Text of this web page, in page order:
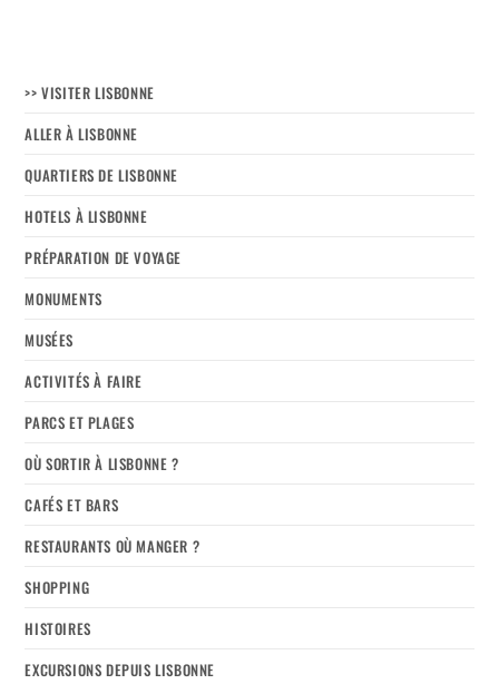
>> VISITER LISBONNE
ALLER À LISBONNE
QUARTIERS DE LISBONNE
HOTELS À LISBONNE
PRÉPARATION DE VOYAGE
MONUMENTS
MUSÉES
ACTIVITÉS À FAIRE
PARCS ET PLAGES
OÙ SORTIR À LISBONNE ?
CAFÉS ET BARS
RESTAURANTS OÙ MANGER ?
SHOPPING
HISTOIRES
EXCURSIONS DEPUIS LISBONNE